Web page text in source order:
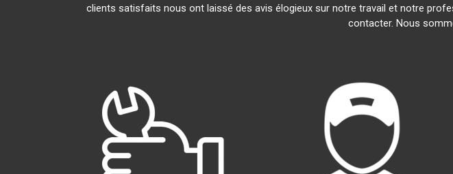
clients satisfaits nous ont laissé des avis élogieux sur notre travail et notre
contacter. Nous